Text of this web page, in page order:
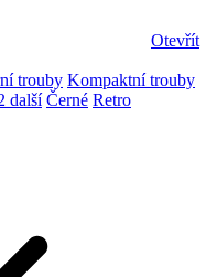
Otevřít
trouby Kompaktní trouby
další Černé Retro